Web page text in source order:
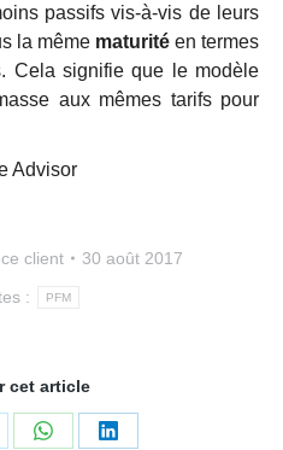
passifs vis-à-vis de leurs
la même maturitéen termes
Cela signifie que le modèle
aux mêmes tarifs pour
Advisor
client 30 août 2017
: PFM
cet article